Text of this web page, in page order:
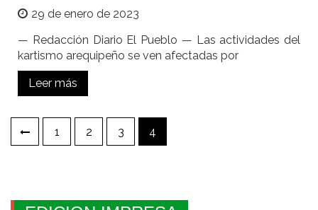
29 de enero de 2023
— Redacción Diario El Pueblo — Las actividades del
kartismo arequipeño se ven afectadas por
Leer más
Paginación
de
1 2 3 4